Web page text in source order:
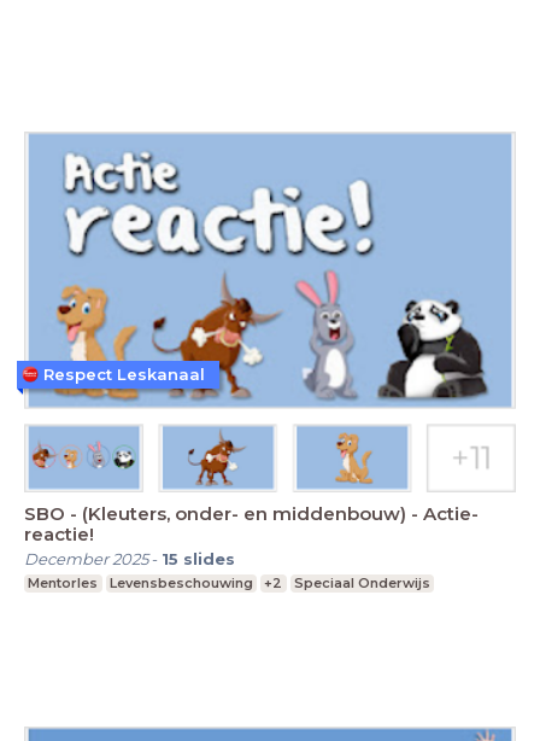
SBO - (Kleuters, onder- en middenbouw) - Actie-
reactie!
December 2025- 15 slides
Mentorles Levensbeschouwing +2 Speciaal Onderwijs
Respect Leskanaal